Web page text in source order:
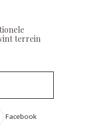
terrein
Facebook